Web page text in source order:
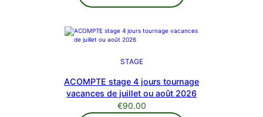
STAGE
ACOMPTE stage 4 jours tournage
vacances de juillet ou août 2026
€90.00